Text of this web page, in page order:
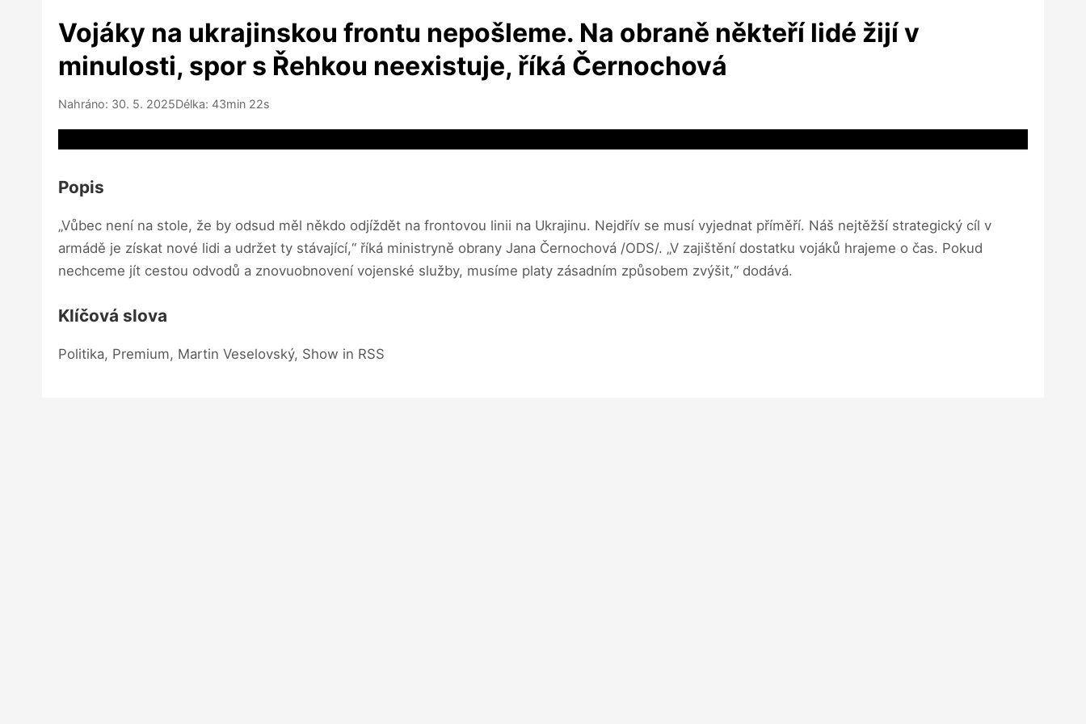
Vojáky na ukrajinskou frontu nepošleme. Na obraně někteří lidé žijí v
minulosti, spor s Řehkou neexistuje, říká Černochová
Nahráno: 30. 5. 2025Délka: 43min 22s
Popis
„Vůbec není na stole, že by odsud měl někdo odjíždět na frontovou linii na Ukrajinu. Nejdřív se musí vyjednat příměří. Náš nejtěžší strategický cíl v
armádě je získat nové lidi a udržet ty stávající,“ říká ministryně obrany Jana Černochová /ODS/. „V zajištění dostatku vojáků hrajeme o čas. Pokud
nechceme jít cestou odvodů a znovuobnovení vojenské služby, musíme platy zásadním způsobem zvýšit,“ dodává.
Klíčová slova
Politika, Premium, Martin Veselovský, Show in RSS